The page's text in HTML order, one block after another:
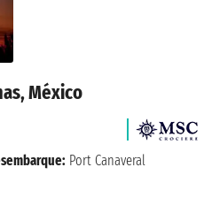
México
Port Canaveral